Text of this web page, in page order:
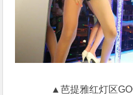
▲芭提雅红灯区